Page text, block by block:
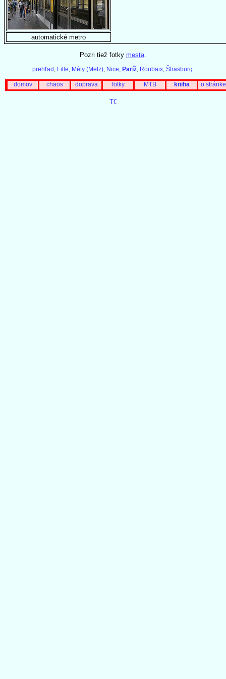
automatické metro
Pozri tiež fotky mesta
prehľad , Lille, Méty (Metz), Nice, Paríž, Roubaix, Štrasburg.
domov chaos doprava fotky MTB kniha o stránke